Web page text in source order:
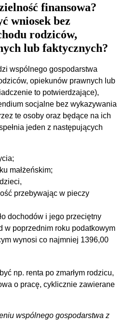
finansowa?
wniosek bez
rodziców,
lub faktycznych?
wspólnego gospodarstwa
opiekunów prawnych lub
to potwierdzające),
socjalne bez wykazywania
te osoby oraz będące na ich
jeden z następujących
małżeńskim;
przebywając w pieczy
dochodów i jego przeciętny
w poprzednim roku podatkowym
wynosi co najmniej 1396,00
np. renta po zmarłym rodzicu,
o pracę, cyklicznie zawierane
wspólnego gospodarstwa z